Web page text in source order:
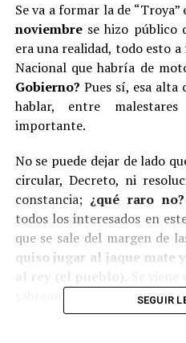
Se va a formar la de “Troya”
noviembrese hizo público
era una realidad, todo esto
Nacional que habría de
Gobierno? Pues sí, esa alta
hablar, entre
importante.
No se puede dejar de lado
circular, Decreto, ni
constancia; ¿qué raro no?
todos los interesados en
que se sale del margen de
quiso jugar al jaque mate
sabremos cómo se saldrá.
SEGUIR